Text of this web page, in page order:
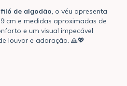
filó de algodão, o véu apresenta
cm e medidas aproximadas de
e um visual impecável
louvor e adoração. 🙏💖